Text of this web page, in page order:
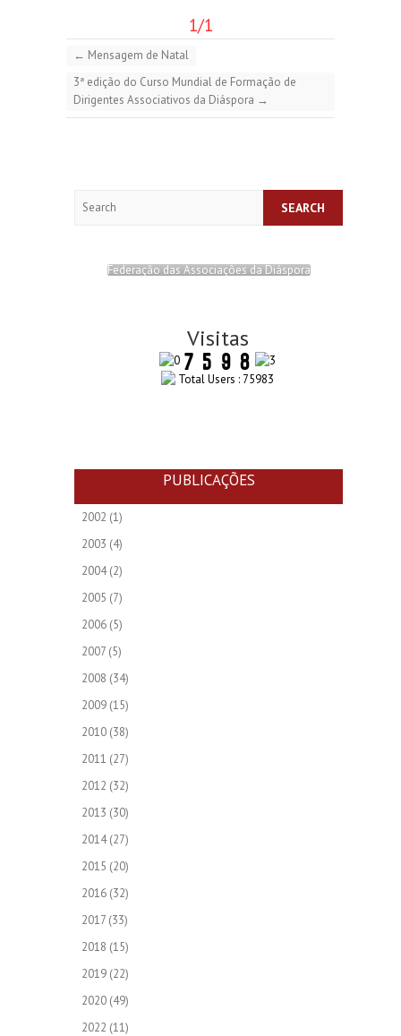
1/1
← Mensagem de Natal
3ª edição do Curso Mundial de Formação de
Dirigentes Associativos da Diáspora →
Federação das Associações da Diáspora
Visitas
Total Users : 75983
PUBLICAÇÕES
2002 (1)
2003 (4)
2004(2)
2005 (7)
2006 (5)
2007 (5)
2008 (34)
2009 (15)
2010 (38)
2011 (27)
2012 (32)
2013 (30)
2014(27)
2015 (20)
2016 (32)
2017 (33)
2018 (15)
2019 (22)
2020 (49)
2022 (11)